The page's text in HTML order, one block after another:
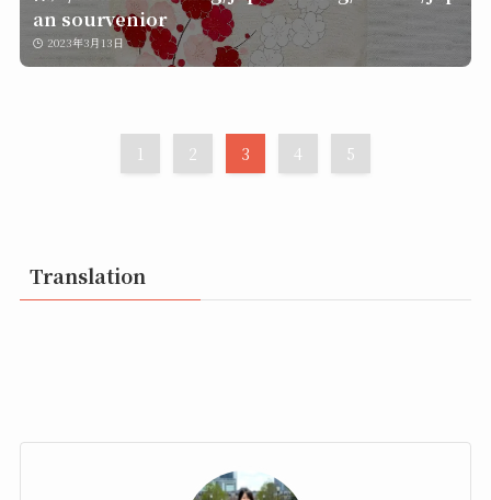
an sourvenior
2023年3月13日
1 2 3 4 5
Translation